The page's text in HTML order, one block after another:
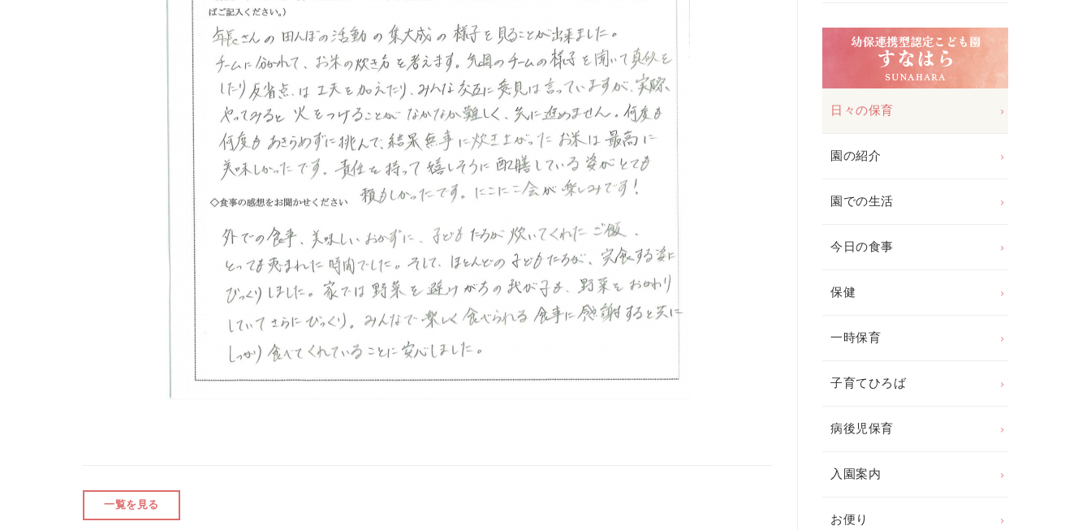
日々の保育
園の紹介
園での生活
今日の食事
保健
一時保育
子育てひろば
病後児保育
入園案内
お便り
一覧を見る